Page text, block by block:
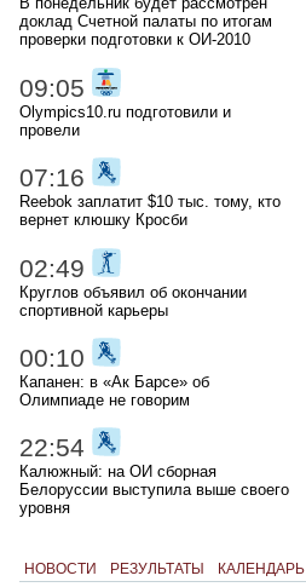
доклад Счетной палаты по итогам
проверки подготовки к ОИ-2010
09:05
Olympics10.ru подготовили и
провели
07:16
Reebok заплатит $10 тыс. тому, кто
вернет клюшку Кросби
02:49
Круглов объявил об окончании
спортивной карьеры
00:10
Капанен: в «Ак Барсе» об
Олимпиаде не говорим
22:54
Калюжный: на ОИ сборная
Белоруссии выступила выше своего
уровня
НОВОСТИ РЕЗУЛЬТАТЫ КАЛЕНДАРЬ